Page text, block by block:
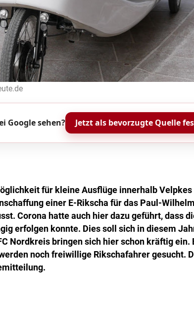
Google sehen? Jetzt als bevorzugte Quelle
für kleine Ausflüge innerhalb Velpkes
einer E-Rikscha für das Paul-
Corona hatte auch hier dazu geführt, dass
erfolgen konnte. Dies soll sich in diesem
Nordkreis bringen sich hier schon kräftig ein.
noch freiwillige Rikschafahrer gesucht.